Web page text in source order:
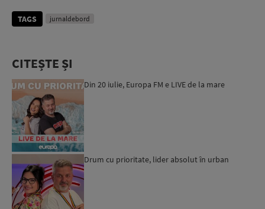
TAGS jurnaldebord
CITEȘTE ȘI
Din 20 iulie, Europa FM e LIVE de la mare
Drum cu prioritate, lider absolut în urban